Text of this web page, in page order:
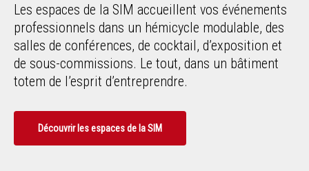
Les espaces de la SIM accueillent vos événements
professionnels dans un hémicycle modulable, des
salles de conférences, de cocktail, d’exposition et
de sous-commissions. Le tout, dans un bâtiment
totem de l’esprit d’entreprendre.
Découvrir les espaces de la SIM